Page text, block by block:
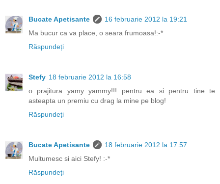
Bucate Apetisante
16 februarie 2012 la 19:21
Ma bucur ca va place, o seara frumoasa!:-*
Răspundeți
Stefy 18 februarie 2012 la 16:58
o prajitura yamy yammy!!! pentru ea si pentru tine te
asteapta un premiu cu drag la mine pe blog!
Răspundeți
Bucate Apetisante
18 februarie 2012 la 17:57
Multumesc si aici Stefy! :-*
Răspundeți